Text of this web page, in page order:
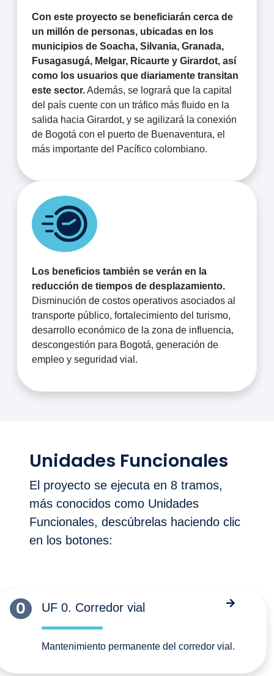
Con este proyecto se beneficiarán cerca de
un millón de personas, ubicadas en los
municipios de Soacha, Silvania, Granada,
Fusagasugá, Melgar, Ricaurte y Girardot, así
como los usuarios que diariamente transitan
este sector.Además, se logrará que la capital
del país cuente con un tráfico más fluido en la
salida hacia Girardot, y se agilizará la conexión
de Bogotá con el puerto de Buenaventura, el
más importante del Pacífico colombiano.
Los beneficios también se verán en la
reducción de tiempos de desplazamiento.
Disminución de costos operativos asociados al
transporte público, fortalecimiento del turismo,
desarrollo económico de la zona de influencia,
descongestión para Bogotá, generación de
empleo y seguridad vial.
Unidades Funcionales
El proyecto se ejecuta en 8 tramos,
más conocidos como Unidades
Funcionales, descúbrelas haciendo clic
en los botones:
0 UF 0. Corredor vial
Mantenimiento permanente del corredor vial.